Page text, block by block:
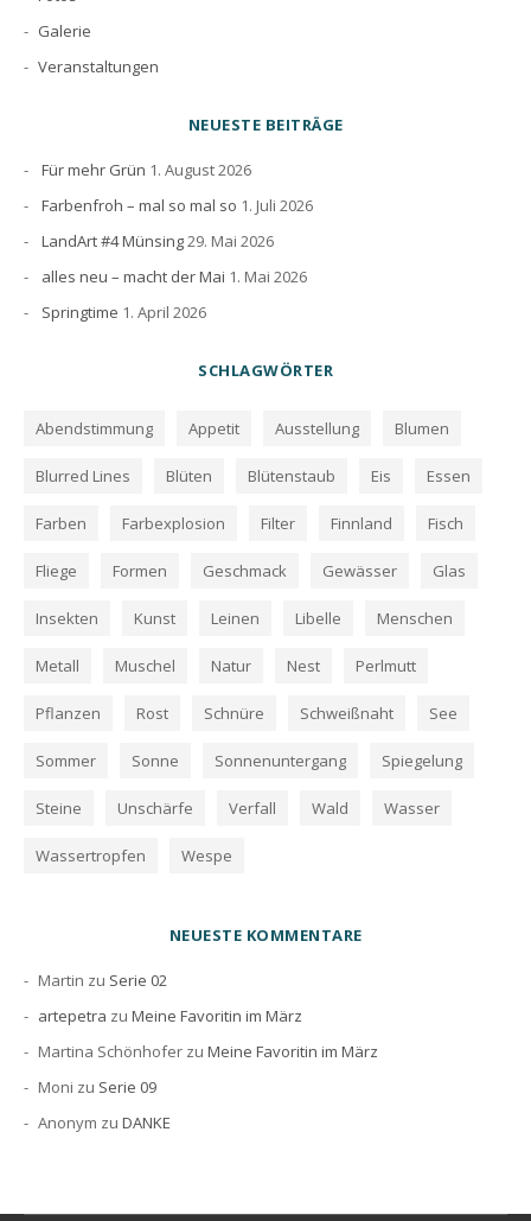
Galerie
Veranstaltungen
NEUESTE BEITRÄGE
Für mehr Grün 1. August 2026
Farbenfroh – mal so mal so 1. Juli 2026
LandArt #4 Münsing29. Mai 2026
alles neu – macht der Mai 1. Mai 2026
Springtime 1. April 2026
SCHLAGWÖRTER
Abendstimmung Appetit Ausstellung Blumen
Blurred Lines Blüten Blütenstaub Eis Essen
Farben Farbexplosion Filter Finnland Fisch
Fliege Formen Geschmack Gewässer Glas
Insekten Kunst Leinen Libelle Menschen
Metall Muschel Natur Nest Perlmutt
Pflanzen Rost Schnüre Schweißnaht See
Sommer Sonne Sonnenuntergang Spiegelung
Steine Unschärfe Verfall Wald Wasser
Wassertropfen Wespe
NEUESTE KOMMENTARE
Martin zu Serie 02
artepetra zu Meine Favoritin im März
Martina Schönhofer zu Meine Favoritin im März
Moni zu Serie 09
Anonym zu DANKE